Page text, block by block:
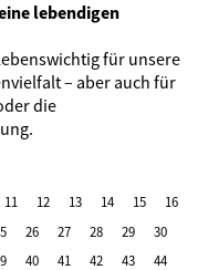
lebendigen
für unsere
– aber auch für
die
11 12 13 14 15
16
26 27 28 29
30
40 41 42 43
44